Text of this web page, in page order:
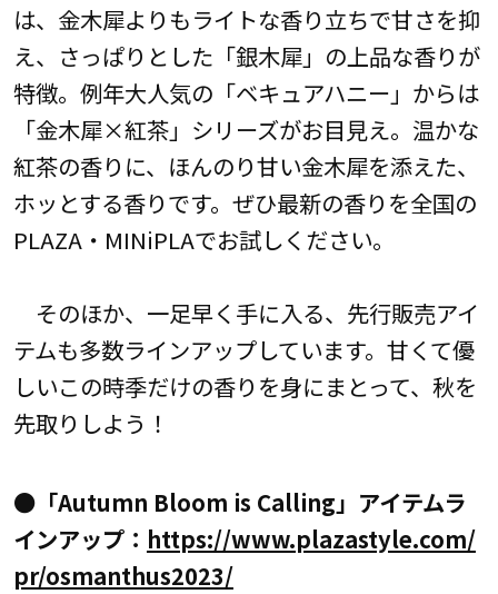
は、金木犀よりもライトな香り立ちで甘さを抑
え、さっぱりとした「銀木犀」の上品な香りが
特徴。例年大人気の「ベキュアハニー」からは
「金木犀×紅茶」シリーズがお目見え。温かな
紅茶の香りに、ほんのり甘い金木犀を添えた、
ホッとする香りです。ぜひ最新の香りを全国の
PLAZA・MINiPLAでお試しください。
そのほか、一足早く手に入る、先行販売アイ
テムも多数ラインアップしています。甘くて優
しいこの時季だけの香りを身にまとって、秋を
先取りしよう！
●「Autumn Bloom is Calling」アイテムラ
インアップ： https://www.plazastyle.com/
pr/osmanthus2023/